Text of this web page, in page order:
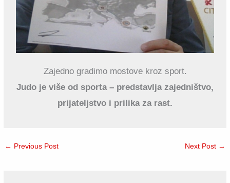
Zajedno gradimo mostove kroz sport.
Judo je više od sporta – predstavlja zajedništvo,
prijateljstvo i prilika za rast.
← Previous Post Next Post →